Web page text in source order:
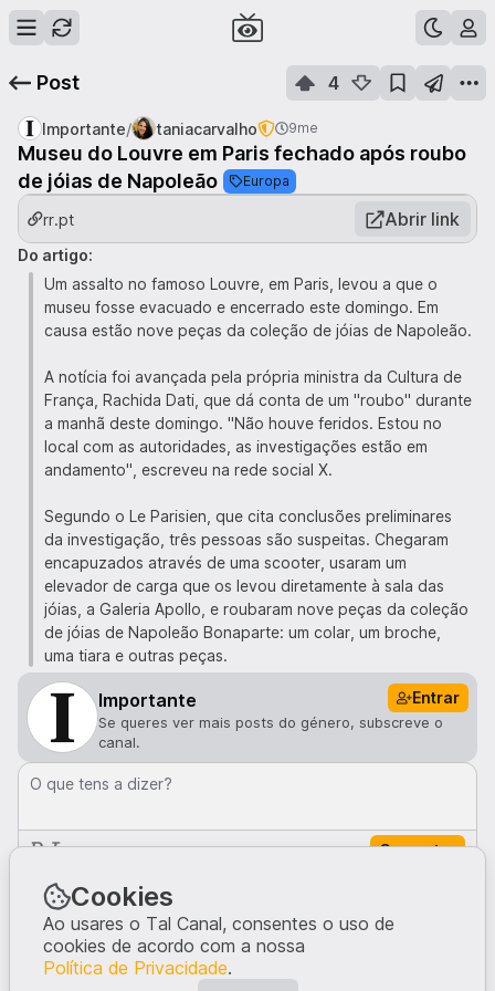
Post 4
Importante/ taniacarvalho 9me
Museu do Louvre em Paris fechado após roubo
de jóias de Napoleão
Europa
rr.pt Abrir link
Do artigo:
Um assalto no famoso Louvre, em Paris, levou a que o
museu fosse evacuado e encerrado este domingo. Em
causa estão nove peças da coleção de jóias de Napoleão.
A notícia foi avançada pela própria ministra da Cultura de
França, Rachida Dati, que dá conta de um "roubo" durante
a manhã deste domingo. "Não houve feridos. Estou no
local com as autoridades, as investigações estão em
andamento", escreveu na rede social X.
Segundo o Le Parisien, que cita conclusões preliminares
da investigação, três pessoas são suspeitas. Chegaram
encapuzados através de uma scooter, usaram um
elevador de carga que os levou diretamente à sala das
jóias, a Galeria Apollo, e roubaram nove peças da coleção
de jóias de Napoleão Bonaparte: um colar, um broche,
uma tiara e outras peças.
Importante Entrar
Se queres ver mais posts do género, subscreve o
canal.
O que tens a dizer?
Comentar
Comentários · 0
Ninguém comentou neste post.
Escreve a tua opinião, dando início à conversa.
Cookies
Ao usares o Tal Canal, consentes o uso de
cookies de acordo com a nossa
Política de Privacidade.